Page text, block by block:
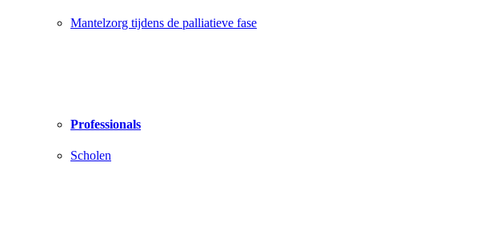
Mantelzorg tijdens de palliatieve fase
Professionals
Scholen